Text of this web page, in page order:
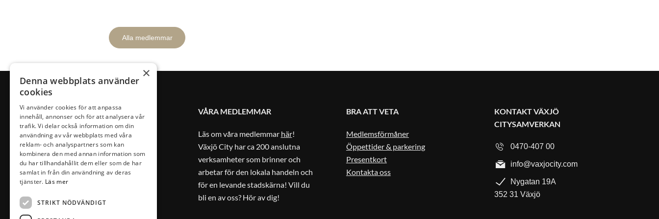
Alla medlemmar
VÅRA MEDLEMMAR
Läs om våra medlemmar här!
Växjö City har ca 200 anslutna
verksamheter som brinner och
arbetar för den lokala handeln och
för en levande stadskärna! Vill du
bli en av oss? Hör av dig!
BRA ATT VETA
Medlemsförmåner
Öppettider & parkering
Presentkort
Kontakta oss
KONTAKT VÄXJÖ
CITYSAMVERKAN
0470-407 00
info@vaxjocity.com
Nygatan 19A
352 31 Växjö
×
Denna webbplats använder
cookies
Vi använder cookies för att anpassa
innehåll, annonser och för att analysera vår
trafik. Vi delar också information om din
användning av vår webbplats med våra
reklam- och analyspartners som kan
kombinera den med annan information som
du har tillhandahållit dem eller som de har
samlat in från din användning av deras
tjänster. Läs mer
STRIKT NÖDVÄNDIGT